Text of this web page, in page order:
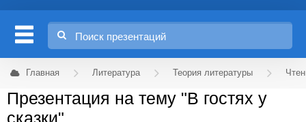
Главная Литература Теория литературы
Презентация на тему "В гостях у
сказки"